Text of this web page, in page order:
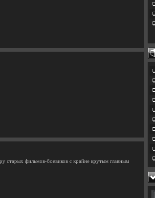
старых фильмов-боевиков с крайне крутым главным